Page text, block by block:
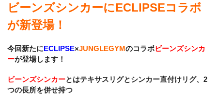
ビーンズシンカーにECLIPSEコラボ
が新登場！
今回新たにECLIPSE×JUNGLEGYMのコラボビーンズシンカ
ーが登場します！
ビーンズシンカーとはテキサスリグとシンカー直付けリグ、2
つの長所を併せ持つ